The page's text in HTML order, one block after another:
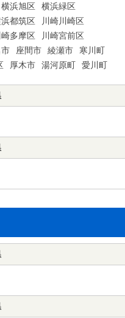
横浜旭区
横浜緑区
都筑区
川崎川崎区
崎多摩区
川崎宮前区
座間市 綾瀬市
寒川町
厚木市 湯河原町 愛川町